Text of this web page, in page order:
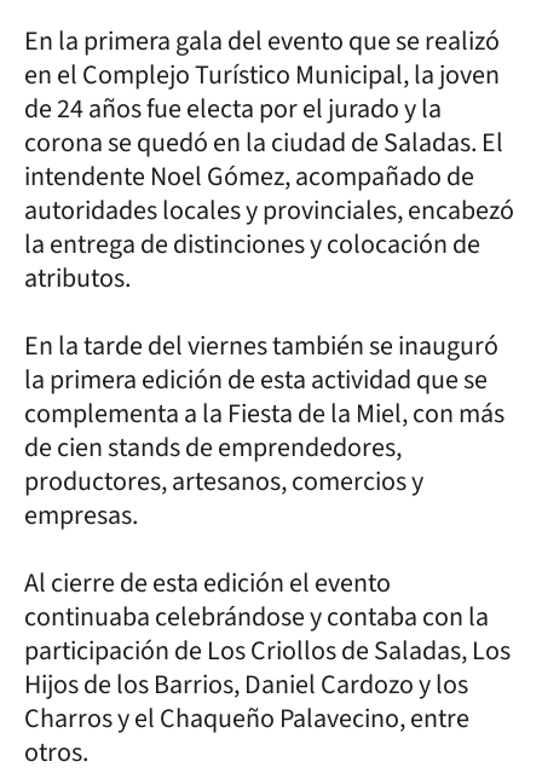
En la primera gala del evento que se realizó
en el Complejo Turístico Municipal, la joven
de 24 años fue electa por el jurado y la
corona se quedó en la ciudad de Saladas. El
intendente Noel Gómez, acompañado de
autoridades locales y provinciales, encabezó
la entrega de distinciones y colocación de
atributos.
En la tarde del viernes también se inauguró
la primera edición de esta actividad que se
complementa a la Fiesta de la Miel, con más
de cien stands de emprendedores,
productores, artesanos, comercios y
empresas.
Al cierre de esta edición el evento
continuaba celebrándose y contaba con la
participación de Los Criollos de Saladas, Los
Hijos de los Barrios, Daniel Cardozo y los
Charros y el Chaqueño Palavecino, entre
otros.